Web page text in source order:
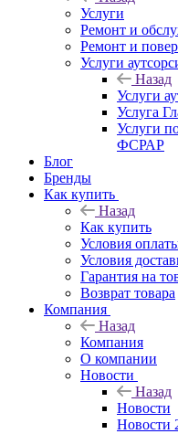
Услуги
Ремонт и
Ремонт и
Услуги
Назад
Услуги
Услуга
Услуги
ФСРАР
Блог
Бренды
Как купить
Назад
Как купить
Условия
Условия
Гарантия на
Возврат товара
Компания
Назад
Компания
О компании
Новости
Назад
Новости
Новости